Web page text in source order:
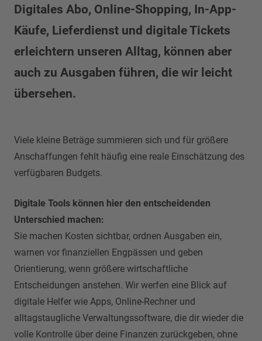
Digitales Abo, Online-Shopping, In-App-
Käufe, Lieferdienst und digitale Tickets
erleichtern unseren Alltag, können aber
auch zu Ausgaben führen, die wir leicht
übersehen.
Viele kleine Beträge summieren sich und für größere
Anschaffungen fehlt häufig eine reale Einschätzung des
verfügbaren Budgets.
Digitale Tools können hier den entscheidenden
Unterschied machen:
Sie machen Kosten sichtbar, ordnen Ausgaben ein,
warnen vor finanziellen Engpässen und geben
Orientierung, wenn größere wirtschaftliche
Entscheidungen anstehen. Wir werfen eine Blick auf
digitale Helfer wie Apps, Online-Rechner und
alltagstaugliche Verwaltungssoftware, die dir wieder die
volle Kontrolle über deine Finanzen zurückgeben, ohne